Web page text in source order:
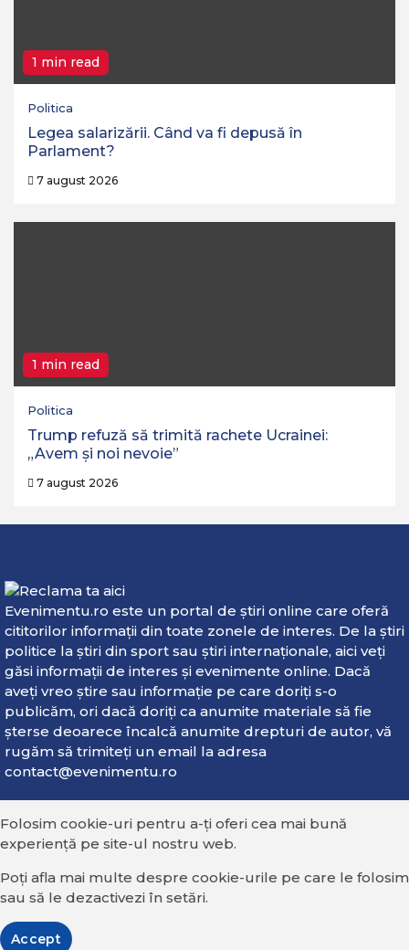
1 min read
Politica
Legea salarizării. Când va fi depusă în
Parlament?
7 august 2026
1 min read
Politica
Trump refuză să trimită rachete Ucrainei:
„Avem și noi nevoie”
7 august 2026
Evenimentu.ro este un portal de ştiri online care oferă
cititorilor informaţii din toate zonele de interes. De la ştiri
politice la ştiri din sport sau ştiri internaţionale, aici veţi
găsi informaţii de interes şi evenimente online. Dacă
aveţi vreo ştire sau informaţie pe care doriţi s-o
publicăm, ori dacă doriţi ca anumite materiale să fie
şterse deoarece încalcă anumite drepturi de autor, vă
rugăm să trimiteţi un email la adresa
contact@evenimentu.ro
Folosim cookie-uri pentru a-ți oferi cea mai bună
experiență pe site-ul nostru web.
Poți afla mai multe despre cookie-urile pe care le folosim
sau să le dezactivezi în setări.
Accept